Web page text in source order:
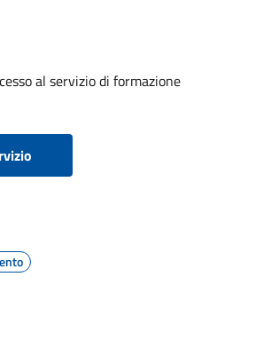
al servizio di formazione